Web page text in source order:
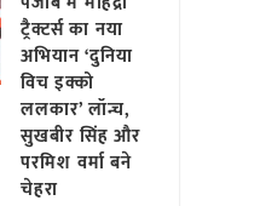
ट्रैक्टर्स का नया
अभियान ‘दुनिया
विच इक्को
ललकार’ लॉन्च,
सुखबीर सिंह और
परमिश वर्मा बने
चेहरा